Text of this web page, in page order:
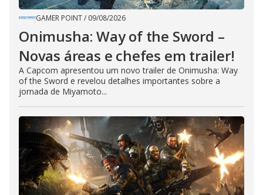
GAMER POINT/ 09/08/2026
Onimusha: Way of the Sword –
Novas áreas e chefes em trailer!
A Capcom apresentou um novo trailer de Onimusha: Way
of the Sword e revelou detalhes importantes sobre a
jornada de Miyamoto...